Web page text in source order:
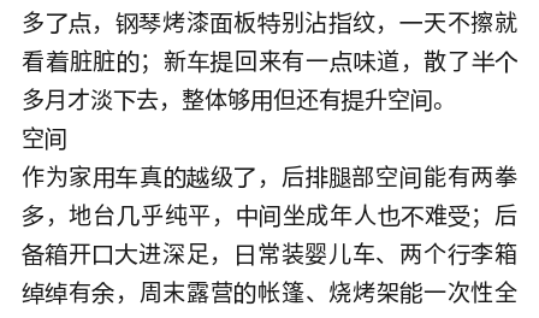
多 ，烤漆板别沾纹，天不擦就
看脏脏；新回来有一道，散了
多月才淡 去，整体够但还有升空 。﻿
空
作为家真 级  ，后部空 能有两拳
 ，地台乎纯平，  坐成年人难 ；后
开 进深足，  常装婴儿车、两个李箱
有 ，周末露营帐篷、烧烤架一次性全